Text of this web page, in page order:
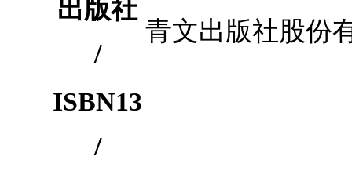
出版社
/
青文出版社股份
ISBN13
/